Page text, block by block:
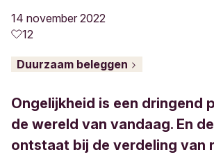
14 november 2022
12
Duurzaam beleggen
Ongelijkheid is een dringend
de wereld van vandaag. En
ontstaat bij de verdeling van